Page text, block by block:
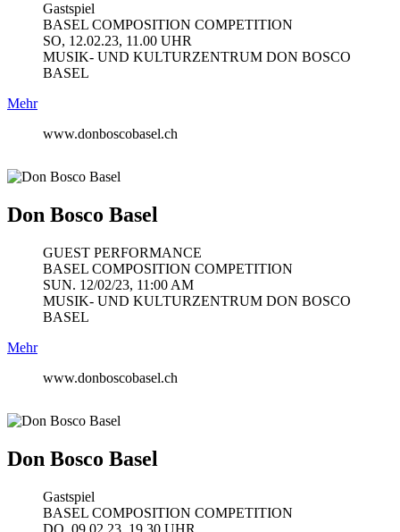
Gastspiel
BASEL COMPOSITION COMPETITION
SO, 12.02.23, 11.00 UHR
MUSIK- UND KULTURZENTRUM DON BOSCO
BASEL
Mehr
www.donboscobasel.ch
Don Bosco Basel
GUEST PERFORMANCE
BASEL COMPOSITION COMPETITION
SUN. 12/02/23, 11:00 AM
MUSIK- UND KULTURZENTRUM DON BOSCO
BASEL
Mehr
www.donboscobasel.ch
Don Bosco Basel
Gastspiel
BASEL COMPOSITION COMPETITION
DO, 09.02.23, 19.30 UHR